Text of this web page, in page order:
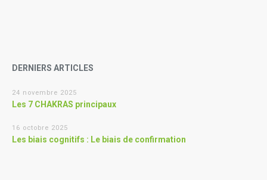
DERNIERS ARTICLES
24 novembre 2025
Les 7 CHAKRAS principaux
16 octobre 2025
Les biais cognitifs : Le biais de confirmation